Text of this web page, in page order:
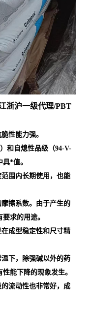
浙沪一级代理/PBT
性能力强。
和自熄性品级（94-V-
*值。
围内长期使用，也能
擦系数。由于产生的
求的用途。
成型稳定性和尺寸精
下，除强碱以外的药
能下降的现象发生。
流动性也非常好，成